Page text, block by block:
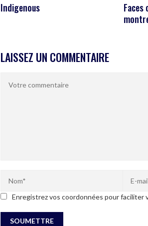
Indigenous
LAISSEZ UN COMMENTAIRE
Enregistrez vos coordonnées pour faciliter